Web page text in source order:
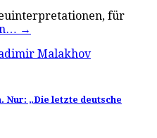
für
→
Malakhov
„Die letzte deutsche